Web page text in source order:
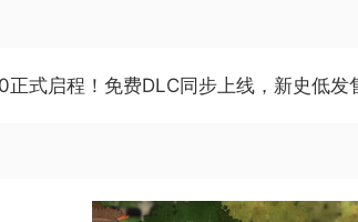
正式启程！免费DLC同步上线，新史低发